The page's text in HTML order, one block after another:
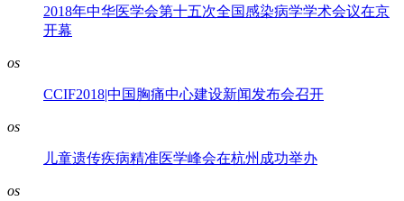
2018年中华医学会第十五次全国感染病学学术会议在京
开幕
os
CCIF2018|中国胸痛中心建设新闻发布会召开
os
儿童遗传疾病精准医学峰会在杭州成功举办
os